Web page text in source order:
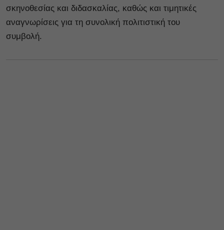
σκηνοθεσίας και διδασκαλίας, καθώς και τιμητικές
αναγνωρίσεις για τη συνολική πολιτιστική του
συμβολή.